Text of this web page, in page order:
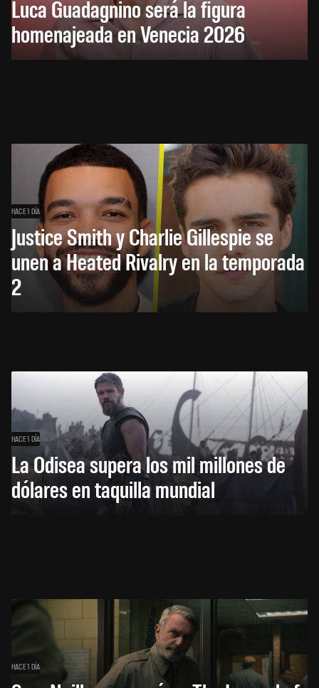
Luca Guadagnino será la figura
homenajeada en Venecia 2026
HACE 1 DÍA
Justice Smith y Charlie Gillespie se
unen a Heated Rivalry en la temporada
2
HACE 1 DÍA
La Odisea supera los mil millones de
dólares en taquilla mundial
HACE 1 DÍA